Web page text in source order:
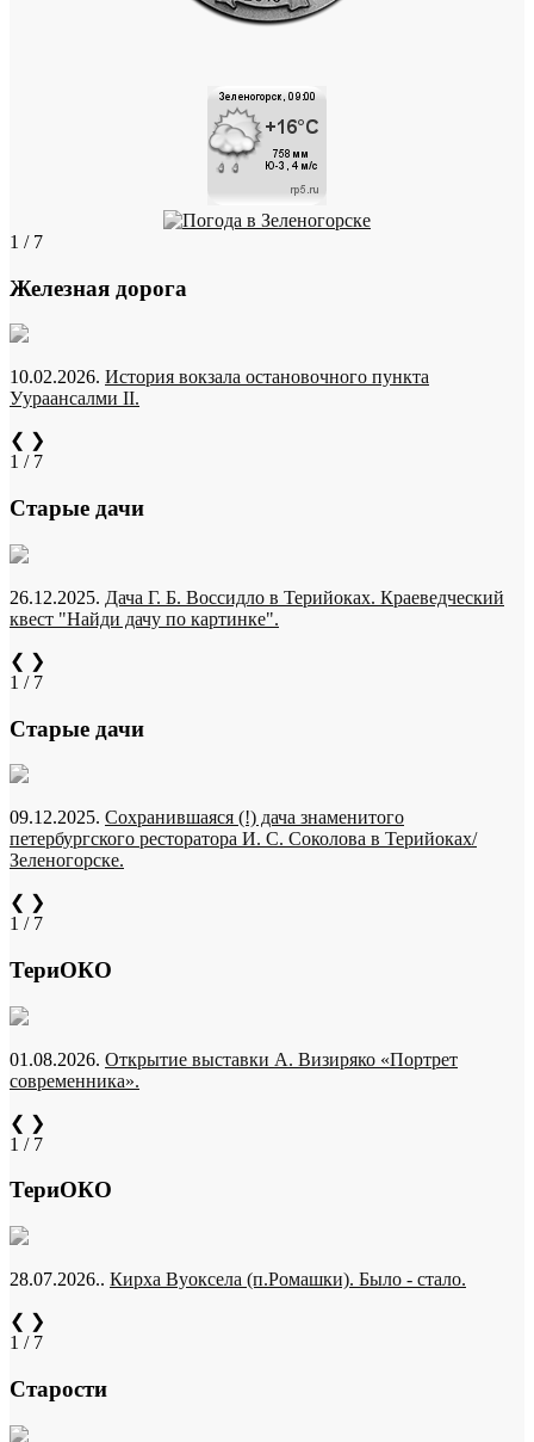
1 / 7
Железная дорога
10.02.2026. История вокзала остановочного пункта
Уураансалми II.
❮ ❯
1 / 7
Старые дачи
26.12.2025. Дача Г. Б. Воссидло в Терийоках. Краеведческий
квест "Найди дачу по картинке".
❮ ❯
1 / 7
Старые дачи
09.12.2025. Сохранившаяся (!) дача знаменитого
петербургского ресторатора И. С. Соколова в Терийоках/
Зеленогорске.
❮ ❯
1 / 7
ТериОКО
01.08.2026. Открытие выставки А. Визиряко «Портрет
современника».
❮ ❯
1 / 7
ТериОКО
28.07.2026.. Кирха Вуоксела (п.Ромашки). Было - стало.
❮ ❯
1 / 7
Старости